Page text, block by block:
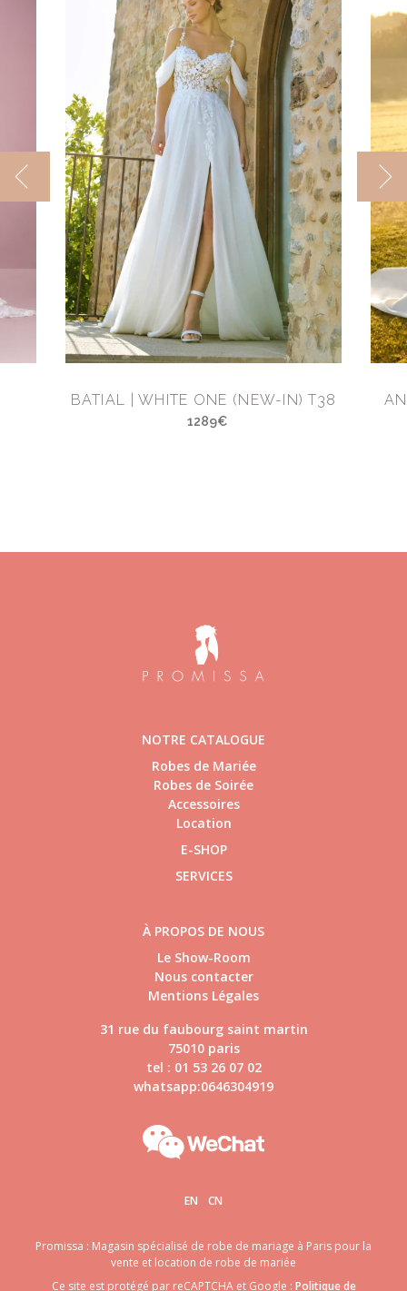
BATIAL | WHITE ONE (NEW-IN) T38
1289€
NOTRE CATALOGUE
Robes de Mariée
Robes de Soirée
Accessoires
Location
E-SHOP
SERVICES
À PROPOS DE NOUS
Le Show-Room
Nous contacter
Mentions Légales
31 rue du faubourg saint martin
75010 paris
tel : 01 53 26 07 02
whatsapp:0646304919
EN CN
Promissa : Magasin spécialisé de robe de mariage à Paris pour la
vente et location de robe de mariée
Ce site est protégé par reCAPTCHA et Google : Politique de